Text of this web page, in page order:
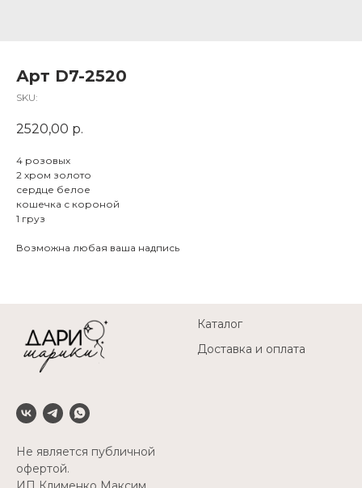
Арт D7-2520
SKU:
2520,00 р.
4 розовых
2 хром золото
сердце белое
кошечка с короной
1 груз
Возможна любая ваша надпись
Не является публичной
офертой.
Каталог
Доставка и оплата